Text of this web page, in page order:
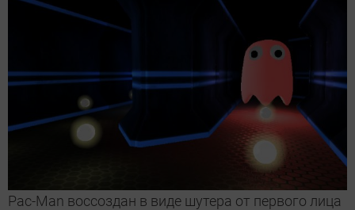
Pac-Man воссоздан в виде шутера от первого лица